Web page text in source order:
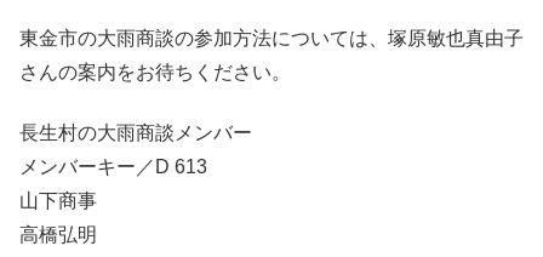
東金市の大雨商談の参加方法については、塚原敏也真由子
さんの案内をお待ちください。
長生村の大雨商談メンバー
メンバーキー／D 613
山下商事
高橋弘明